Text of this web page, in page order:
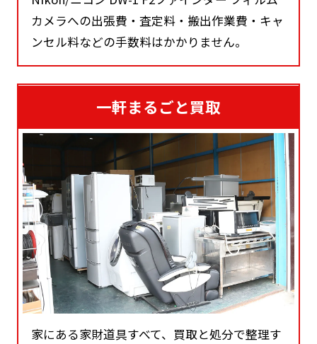
カメラへの出張費・査定料・搬出作業費・キャ
ンセル料などの手数料はかかりません。
一軒まるごと買取
家にある家財道具すべて、買取と処分で整理す